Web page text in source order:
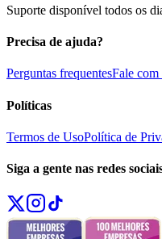
Suporte disponível todos os
Precisa de ajuda?
Perguntas frequentesFale
Políticas
Termos de UsoPolítica de
Siga a gente nas redes